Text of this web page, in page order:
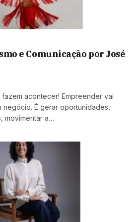
e Comunicação por José
acontecer! Empreender vai
negócio. É gerar oportunidades,
movimentar a…